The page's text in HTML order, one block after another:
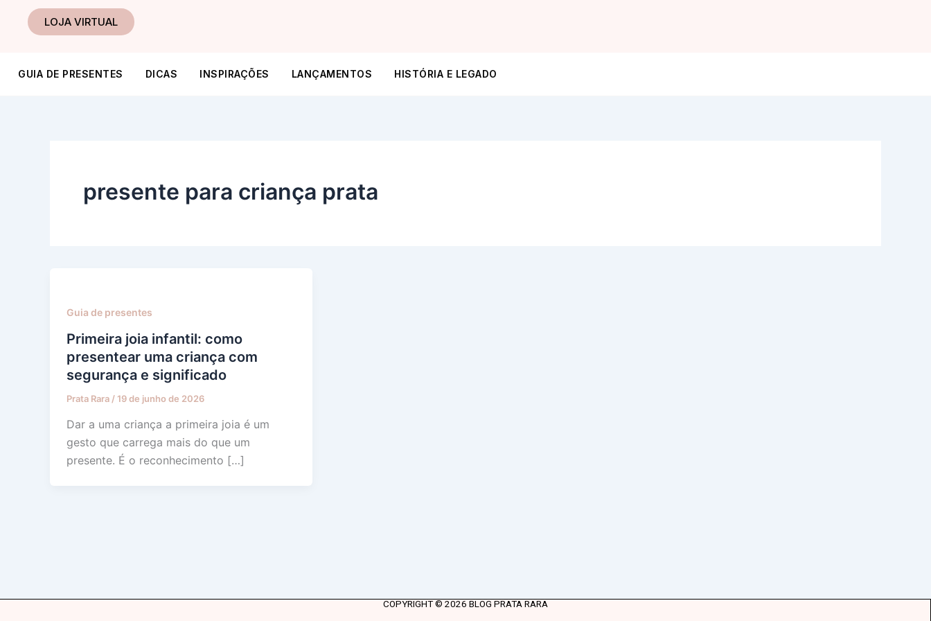
LOJA VIRTUAL
GUIA DE PRESENTES DICAS INSPIRAÇÕES LANÇAMENTOS HISTÓRIA E LEGADO
presente para criança prata
Guia de presentes
Primeira joia infantil: como
presentear uma criança com
segurança e significado
Prata Rara /19 de junho de 2026
Dar a uma criança a primeira joia é um
gesto que carrega mais do que um
presente. É o reconhecimento […]
COPYRIGHT © 2026 BLOG PRATA RARA